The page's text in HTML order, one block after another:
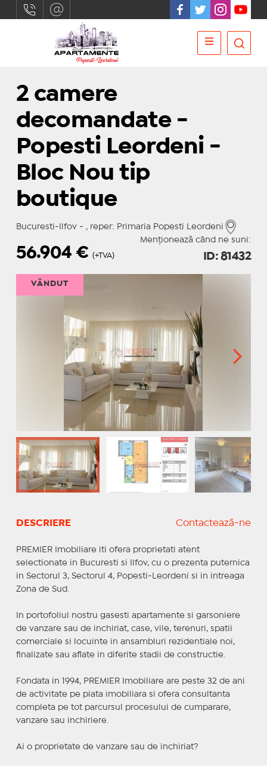
2 camere
decomandate -
Popesti Leordeni -
Bloc Nou tip
boutique
Bucuresti-Ilfov - , reper: Primaria Popesti Leordeni
Menționează când ne suni:
56.904€ (+TVA) ID: 81432
VÂNDUT
DESCRIERE Contactează-ne
PREMIER Imobiliare iti ofera proprietati atent
selectionate in Bucuresti si Ilfov, cu o prezenta puternica
in Sectorul 3, Sectorul 4, Popesti-Leordeni si in intreaga
Zona de Sud.
In portofoliul nostru gasesti apartamente si garsoniere
de vanzare sau de inchiriat, case, vile, terenuri, spatii
comerciale si locuinte in ansambluri rezidentiale noi,
finalizate sau aflate in diferite stadii de constructie.
Fondata in 1994, PREMIER Imobiliare are peste 32 de ani
de activitate pe piata imobiliara si ofera consultanta
completa pe tot parcursul procesului de cumparare,
vanzare sau inchiriere.
Ai o proprietate de vanzare sau de inchiriat?